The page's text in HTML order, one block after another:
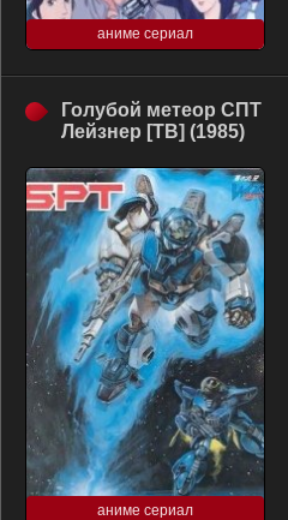
аниме сериал
Голубой метеор СПТ
Лейзнер [ТВ] (1985)
аниме сериал